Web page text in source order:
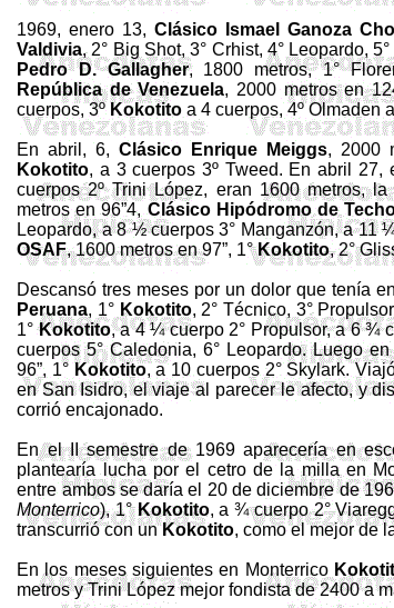
1969, enero 13,Clásico Ismael Ganoza
Valdivia, 2° Big Shot, 3° Crhist, 4° Leopardo,
Pedro D. Gallagher, 1800 metros, 1°
República de Venezuela, 2000 metros en
cuerpos, 3ºKokotito a 4 cuerpos, 4º Olmaden
En abril, 6,Clásico Enrique Meiggs, 2000
Kokotito, a 3 cuerpos 3º Tweed. En abril 27,
cuerpos 2º Trini López, eran 1600 metros,
metros en 96”4,Clásico Hipódromo de
Leopardo, a 8 ½ cuerpos 3° Manganzón, a
OSAF, 1600 metros en 97”, 1°Kokotito, 2°
Descansó tres meses por un dolor que tenía
Peruana, 1° Kokotito, 2° Técnico, 3°
1°Kokotito, a 4 ¼ cuerpo 2° Propulsor, a 6 ¾
cuerpos 5° Caledonia, 6° Leopardo. Luego en
96”, 1°Kokotito, a 10 cuerpos 2° Skylark.
en San Isidro, el viaje al parecer le afecto, y
corrió encajonado.
En el II semestre de 1969 aparecería en
plantearía lucha por el cetro de la milla en
entre ambos se daría el 20 de diciembre de
Monterrico), 1°Kokotito, a ¾ cuerpo 2°
transcurrió con unKokotito, como el mejor de
En los meses siguientes en Monterrico
metros y Trini López mejor fondista de 2400 a